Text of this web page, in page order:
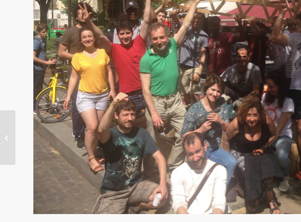
Conférence _ La voie de la
conscience